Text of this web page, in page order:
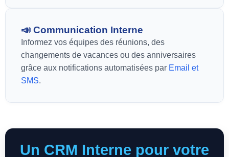
📣 Communication Interne
Informez vos équipes des réunions, des
changements de vacances ou des anniversaires
grâce aux notifications automatisées par Email et
SMS.
Un CRM Interne pour votre